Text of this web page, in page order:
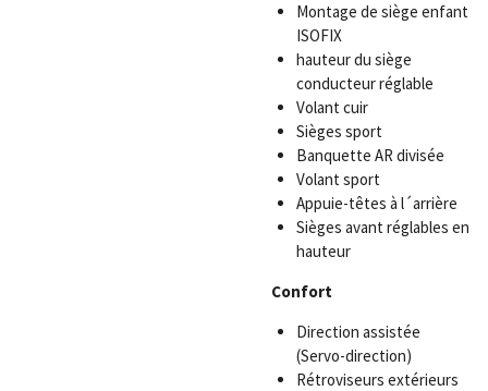
Montage de siège enfant
ISOFIX
hauteur du siège
conducteur réglable
Volant cuir
Sièges sport
Banquette AR divisée
Volant sport
Appuie-têtes à l´arrière
Sièges avant réglables en
hauteur
Confort
Direction assistée
(Servo-direction)
Rétroviseurs extérieurs